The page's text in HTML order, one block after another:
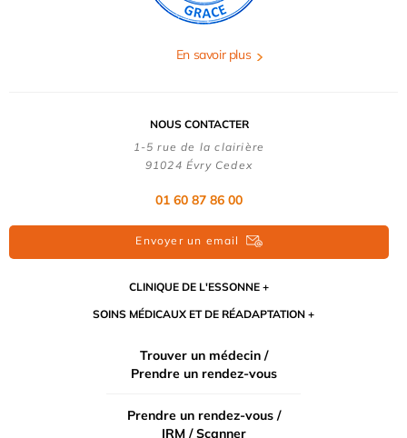
En savoir plus
NOUS CONTACTER
1-5 rue de la clairière
91024 Évry Cedex
01 60 87 86 00
Envoyer un email
CLINIQUE DE L'ESSONNE
SOINS MÉDICAUX ET DE RÉADAPTATION
Trouver un médecin /
Prendre un rendez-vous
Prendre un rendez-vous /
IRM / Scanner